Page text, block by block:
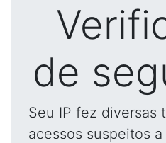
de
Seu IP fez diversas
acessos suspeitos